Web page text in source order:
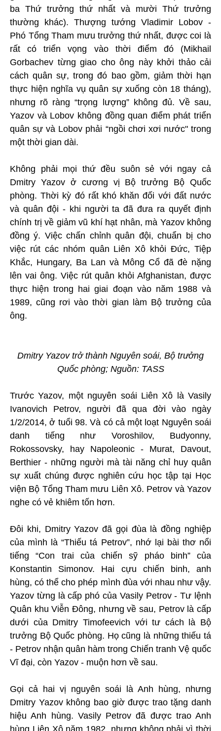
ba Thứ trưởng thứ nhất và mười Thứ trưởng
thường khác). Thượng tướng Vladimir Lobov -
Phó Tổng Tham mưu trưởng thứ nhất, được coi là
rất có triển vọng vào thời điểm đó (Mikhail
Gorbachev từng giao cho ông này khởi thảo cải
cách quân sự, trong đó bao gồm, giảm thời hạn
thực hiện nghĩa vụ quân sự xuống còn 18 tháng),
nhưng rõ ràng “trọng lượng” không đủ. Về sau,
Yazov và Lobov không đồng quan điểm phát triển
quân sự và Lobov phải “ngồi chơi xơi nước" trong
một thời gian dài.
Không phải mọi thứ đều suôn sẻ với ngay cả
Dmitry Yazov ở cương vị Bộ trưởng Bộ Quốc
phòng. Thời kỳ đó rất khó khăn đối với đất nước
và quân đội - khi người ta đã đưa ra quyết định
chính trị về giảm vũ khí hạt nhân, mà Yazov không
đồng ý. Việc chấn chỉnh quân đội, chuẩn bị cho
việc rút các nhóm quân Liên Xô khỏi Đức, Tiệp
Khắc, Hungary, Ba Lan và Mông Cổ đã đè nặng
lên vai ông. Việc rút quân khỏi Afghanistan, được
thực hiện trong hai giai đoạn vào năm 1988 và
1989, cũng rơi vào thời gian làm Bộ trưởng của
ông.
Dmitry Yazov trở thành Nguyên soái, Bộ trưởng
Quốc phòng; Nguồn: ТАSS
Trước Yazov, một nguyên soái Liên Xô là Vasily
Ivanovich Petrov, người đã qua đời vào ngày
1/2/2014, ở tuổi 98. Và có cả một loạt Nguyên soái
danh tiếng như Voroshilov, Budyonny,
Rokossovsky, hay Napoleonic - Murat, Davout,
Berthier - những người mà tài năng chỉ huy quân
sự xuất chúng được nghiên cứu học tập tại Học
viện Bộ Tổng Tham mưu Liên Xô. Petrov và Yazov
nghe có vẻ khiêm tốn hơn.
Đôi khi, Dmitry Yazov đã gọi đùa là đồng nghiệp
của mình là “Thiếu tá Petrov”, nhớ lại bài thơ nổi
tiếng “Con trai của chiến sỹ pháo binh” của
Konstantin Simonov. Hai cựu chiến binh, anh
hùng, có thể cho phép mình đùa với nhau như vậy.
Yazov từng là cấp phó của Vasily Petrov - Tư lệnh
Quân khu Viễn Đông, nhưng về sau, Petrov là cấp
dưới của Dmitry Timofeevich với tư cách là Bộ
trưởng Bộ Quốc phòng. Họ cũng là những thiếu tá
- Petrov nhận quân hàm trong Chiến tranh Vệ quốc
Vĩ đại, còn Yazov - muộn hơn về sau.
Gọi cả hai vị nguyên soái là Anh hùng, nhưng
Dmitry Yazov không bao giờ được trao tặng danh
hiệu Anh hùng. Vasily Petrov đã được trao Anh
hùng Liên Xô năm 1982, nhưng không phải vì thời